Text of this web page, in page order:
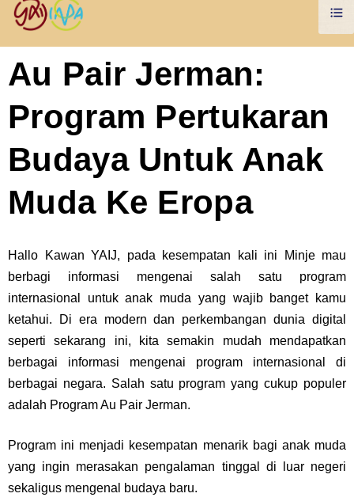
Au Pair Jerman:
Program Pertukaran
Budaya Untuk Anak
Muda Ke Eropa
Hallo Kawan YAIJ, pada kesempatan kali ini Minje mau
berbagi informasi mengenai salah satu program
internasional untuk anak muda yang wajib banget kamu
ketahui. Di era modern dan perkembangan dunia digital
seperti sekarang ini, kita semakin mudah mendapatkan
berbagai informasi mengenai program internasional di
berbagai negara. Salah satu program yang cukup populer
adalah Program Au Pair Jerman.
Program ini menjadi kesempatan menarik bagi anak muda
yang ingin merasakan pengalaman tinggal di luar negeri
sekaligus mengenal budaya baru.